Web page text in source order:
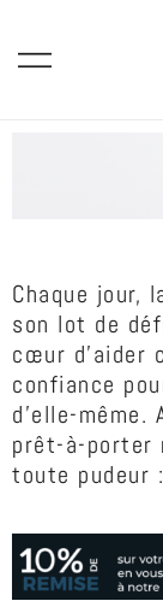
Chaque jour,
son lot de
cœur d’aider
confiance
d’elle-
prêt-à-porter
toute pudeur :